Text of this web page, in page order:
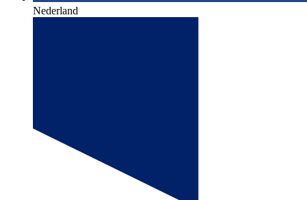
Nederland